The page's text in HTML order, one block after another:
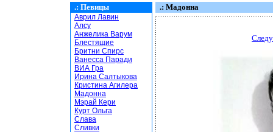
.: Певицы
Аврил Лавин
Алсу
Анжелика Варум
Блестящие
Бритни Спирс
Ванесса Паради
ВИА Гра
Ирина Салтыкова
Кристина Агилера
Мадонна
Мэрай Кери
Курт Ольга
Слава
Сливки
.: Мадонна